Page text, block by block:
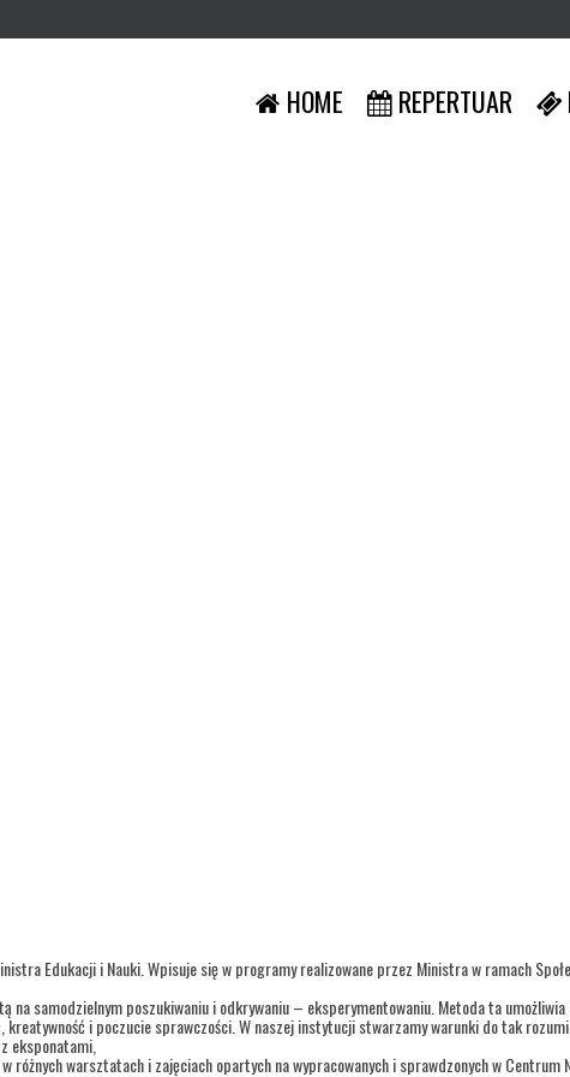
HOME REPERTUAR
Edukacji i Nauki. Wpisuje się w programy realizowane przez Ministra w ramach
na samodzielnym poszukiwaniu i odkrywaniu – eksperymentowaniu. Metoda ta
kreatywność i poczucie sprawczości. W naszej instytucji stwarzamy warunki do tak
eksponatami,
warsztatach i zajęciach opartych na wypracowanych i sprawdzonych w Centrum